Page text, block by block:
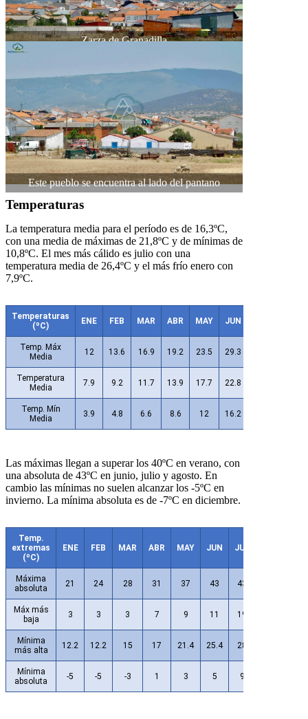
Zarza de Granadilla
Este pueblo se encuentra al lado del pantano
Temperaturas
La temperatura media para el período es de 16,3ºC,
con una media de máximas de 21,8ºC y de mínimas de
10,8ºC. El mes más cálido es julio con una
temperatura media de 26,4ºC y el más frío enero con
7,9ºC.
Temperaturas
(ºC)
ENE FEB MAR ABR MAY JUN
Temp. Máx
Media
12 13.6 16.9 19.2 23.5 29.3
Temperatura
Media
7.9 9.2 11.7 13.9 17.7 22.8
Temp. Mín
Media
3.9 4.8 6.6 8.6 12 16.2
Las máximas llegan a superar los 40ºC en verano, con
una absoluta de 43ºC en junio, julio y agosto. En
cambio las mínimas no suelen alcanzar los -5ºC en
invierno. La mínima absoluta es de -7ºC en diciembre.
Temp.
extremas
(ºC)
ENE FEB MAR ABR MAY JUN JUL
Máxima
absoluta
21 24 28 31 37 43 43
Máx más
baja
3 3 3 7 9 11 19
Mínima
más alta
12.2 12.2 15 17 21.4 25.4 28
Mínima
absoluta
-5 -5 -3 1 3 5 9